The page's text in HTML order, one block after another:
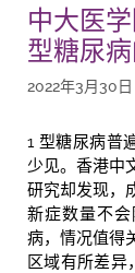
中大医
型糖尿
2022年3月30日
1 型糖尿病普
少见。香港中
研究却发现，
新症数量不
病，情况值得
区域有所差异